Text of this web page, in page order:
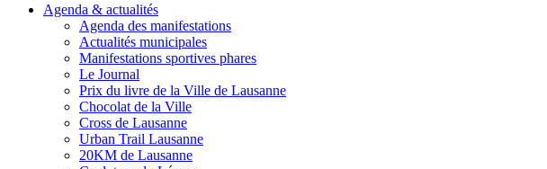
Agenda & actualités
Agenda des manifestations
Actualités municipales
Manifestations sportives phares
Le Journal
Prix du livre de la Ville de Lausanne
Chocolat de la Ville
Cross de Lausanne
Urban Trail Lausanne
20KM de Lausanne